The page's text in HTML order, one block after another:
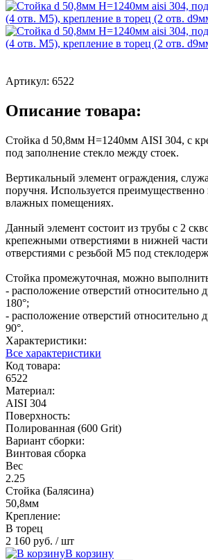
Артикул: 6522
Описание товара:
Стойка d 50,8мм H=1240мм AISI 304, с
под заполнение стекло между стоек.
Вертикальный элемент ограждения,
поручня. Используется преимущественно
влажных помещениях.
Данный элемент состоит из трубы с 2
крепежными отверстиями в нижней
отверстиями с резьбой М5 под
Стойка промежуточная, можно
- расположение отверстий относительно
180°;
- расположение отверстий относительно
90°.
Характеристики:
Все характеристики
Код товара:
6522
Материал:
AISI 304
Поверхность:
Полированная (600 Grit)
Вариант сборки:
Винтовая сборка
Вес
2.25
Стойка (Балясина)
50,8мм
Крепление:
В торец
2 160 руб. / шт
В корзину